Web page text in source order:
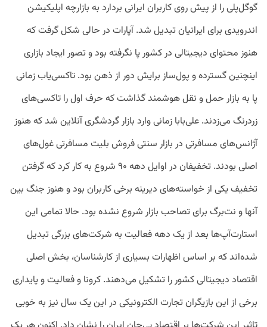
گوگل‌پلی را از پیش روی کاربران ایرانی بردارد به بازارچه اپلیکیشن
اندرویدی برای ایرانیان تبدیل شد. آپارات در حالی شکل گرفت که
هنوز محتوای دیجیتالی در کشور پا نگرفته بود و تصور ایجاد بازاری
اینچنین گسترده و پول‌ساز برایش دور از ذهن بود. تاکسی‌یاب زمانی
پا به بازار حمل و نقل هوشمند گذاشت که حرف اول را تاکسی‌های
زردرنگ می‌زدند. علی‌بابا زمانی وارد بازار گردشگری آنلاین شد که هنوز
آژانس‌های مسافرتی در بازار سنتی فروش بلیت مسافرتی غول‌های
اصلی بودند. تخفیفان در اوایل دهه ۹۰ شروع به کار کرد که گرفتن
تخفیف یکی از خواسته‌های دیرینه برخی کاربران بود و هنوز جنگ بین
آنها و نت‌برگ برای تصاحب بازار شروع نشده بود. حالا تمامی این
استارت‌آپ‌ها بعد از یک دهه فعالیت به شرکت‌های بزرگی تبدیل
شده‌اند که بر اساس اظهارات بسیاری از کارشناسان، بخش اصلی
اقتصاد دیجیتالی کشور را تشکیل می‌دهند. کرونا و فعالیت و پایداری
برخی از این بازیگران تجارت الکترونیکی در این یک سال نیز به خوبی